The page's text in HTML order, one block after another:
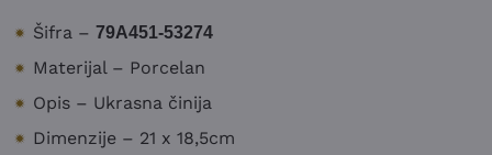
Šifra – 79A451-53274
Materijal – Porcelan
Opis – Ukrasna činija
Dimenzije – 21 x 18,5cm